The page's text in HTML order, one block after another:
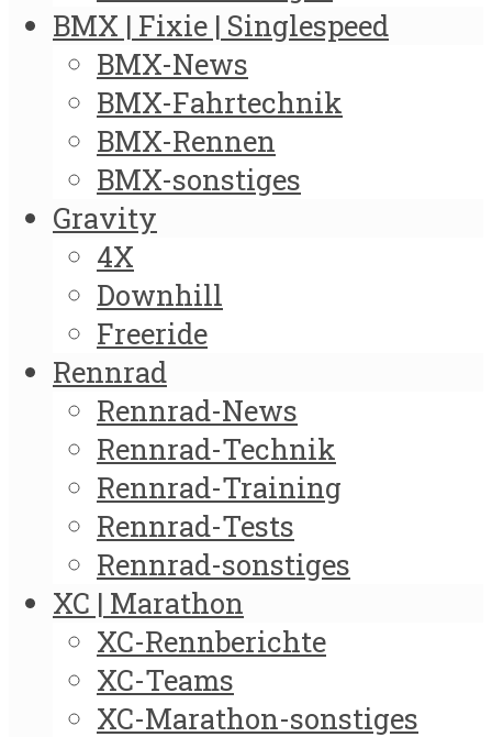
BMX | Fixie | Singlespeed
BMX-News
BMX-Fahrtechnik
BMX-Rennen
BMX-sonstiges
Gravity
4X
Downhill
Freeride
Rennrad
Rennrad-News
Rennrad-Technik
Rennrad-Training
Rennrad-Tests
Rennrad-sonstiges
XC | Marathon
XC-Rennberichte
XC-Teams
XC-Marathon-sonstiges